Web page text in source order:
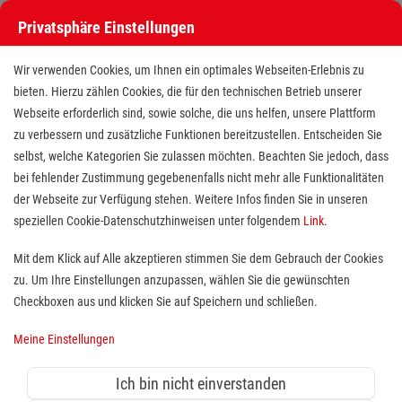
Stellenangebote bei den Maltesern
Stellenangebote bei den Maltesern
Finde deutschlandweit offene Stellen bei einem der größten
Arbeitgeber im Gesundheits- und Sozialwesen in Vollzeit,
Teilzeit, als Minijob, Trainee oder FSJ!
Suche
Jobs suchen
Privatsphäre Einstellungen
Wir verwenden Cookies, um Ihnen ein optimales Webseiten-Erlebnis zu
bieten. Hierzu zählen Cookies, die für den technischen Betrieb unserer
Webseite erforderlich sind, sowie solche, die uns helfen, unsere Plattform
zu verbessern und zusätzliche Funktionen bereitzustellen. Entscheiden Sie
selbst, welche Kategorien Sie zulassen möchten. Beachten Sie jedoch, dass
bei fehlender Zustimmung gegebenenfalls nicht mehr alle Funktionalitäten
der Webseite zur Verfügung stehen. Weitere Infos finden Sie in unseren
speziellen Cookie-Datenschutzhinweisen unter folgendem Link.
Mit dem Klick auf Alle akzeptieren stimmen Sie dem Gebrauch der Cookies
zu. Um Ihre Einstellungen anzupassen, wählen Sie die gewünschten
Checkboxen aus und klicken Sie auf Speichern und schließen.
Meine Einstellungen
Ich bin nicht einverstanden